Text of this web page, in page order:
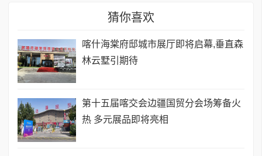
猜你喜欢
喀什海棠府邸城市展厅即将启幕,垂直森
林云墅引期待
第十五届喀交会边疆国贸分会场筹备火
热 多元展品即将亮相